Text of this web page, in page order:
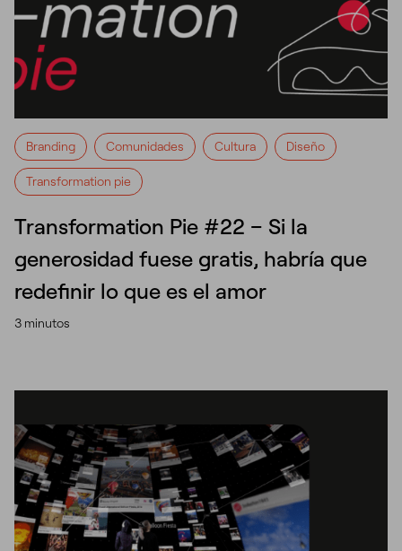
Branding Comunidades Cultura Diseño
Transformation pie
Transformation Pie #22 – Si la
generosidad fuese gratis, habría que
redefinir lo que es el amor
3 minutos